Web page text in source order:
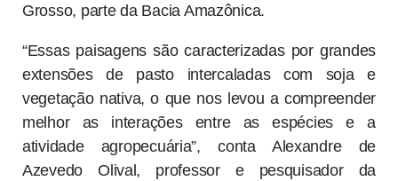
Grosso, parte da Bacia Amazônica.
“Essas paisagens são caracterizadas por grandes
extensões de pasto intercaladas com soja e
vegetação nativa, o que nos levou a compreender
melhor as interações entre as espécies e a
atividade agropecuária”, conta Alexandre de
Azevedo Olival, professor e pesquisador da